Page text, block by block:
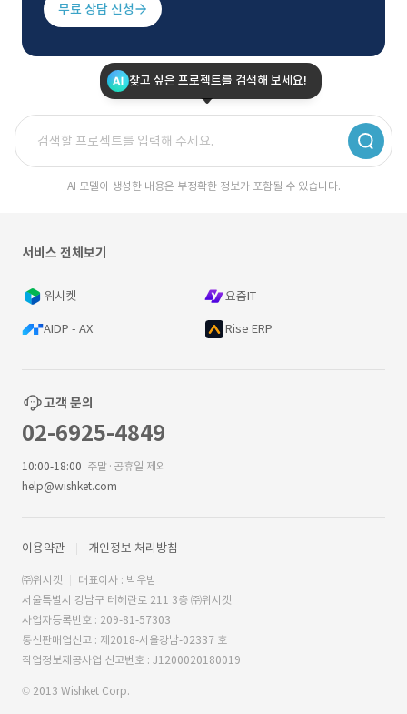
무료 상담 신청
찾고 싶은 프로젝트를 검색해 보세요!
AI 모델이 생성한 내용은 부정확한 정보가 포함될 수 있습니다.
서비스 전체보기
위시켓 요즘IT
AIDP - AX Rise ERP
고객 문의
02-6925-4849
10:00-18:00 주말·공휴일 제외
help@wishket.com
이용약관 개인정보 처리방침
㈜위시켓
대표이사 : 박우범
서울특별시 강남구 테헤란로 211 3층 ㈜위시켓
사업자등록번호 : 209-81-57303
통신판매업신고 : 제2018-서울강남-02337 호
직업정보제공사업 신고번호 : J1200020180019
© 2013 Wishket Corp.